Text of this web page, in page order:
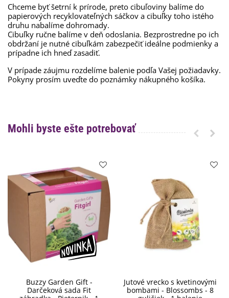
Chceme byť šetrní k prírode, preto cibuľoviny balíme do
papierových recyklovateľných sáčkov a cibuľky toho istého
druhu nabalíme dohromady.
Cibuľky ručne balíme v deň odoslania. Bezprostredne po ich
obdržaní je nutné cibuľkám zabezpečiť ideálne podmienky a
prípadne ich hneď zasadiť.
V prípade záujmu rozdelíme balenie podľa Vašej požiadavky.
Pokyny prosím uveďte do poznámky nákupného košíka.
Mohli byste ešte potrebovať
Buzzy Garden Gift -
Darčeková sada Fit
Jutové vrecko s kvetinovými
bombami - Blossombs - 8